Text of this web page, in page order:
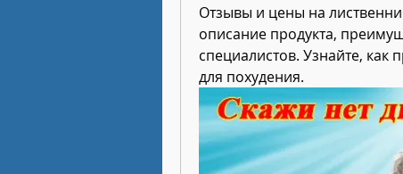
Отзывы и цены на
описание продукта,
специалистов. Узнайте, как
для похудения.